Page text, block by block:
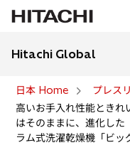
Hitachi Global
日本 Home
プレス
高いお手入れ性能ときれ
はそのままに、進化した
ラム式洗濯乾燥機「ビ